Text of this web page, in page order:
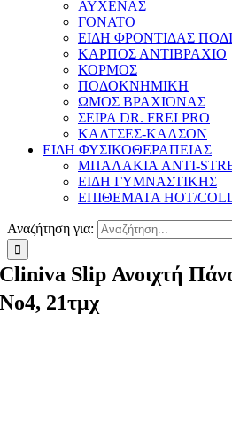
ΑΥΧΕΝΑΣ
ΓΟΝΑΤΟ
ΕΙΔΗ ΦΡΟΝΤΙΔΑΣ
ΚΑΡΠΟΣ ΑΝΤΙΒΡΑΧΙΟ
ΚΟΡΜΟΣ
ΠΟΔΟΚΝΗΜΙΚΗ
ΩΜΟΣ ΒΡΑΧΙΟΝΑΣ
ΣΕΙΡΑ DR. FREI PRO
ΚΑΛΤΣΕΣ-ΚΑΛΣΟΝ
ΕΙΔΗ ΦΥΣΙΚΟΘΕΡΑΠΕΙΑΣ
ΜΠΑΛΑΚΙΑ ANTI-
ΕΙΔΗ ΓΥΜΝΑΣΤΙΚΗΣ
ΕΠΙΘΕΜΑΤΑ HOT/
Αναζήτηση για:
Cliniva Slip Ανοιχτή
No4, 21τμχ